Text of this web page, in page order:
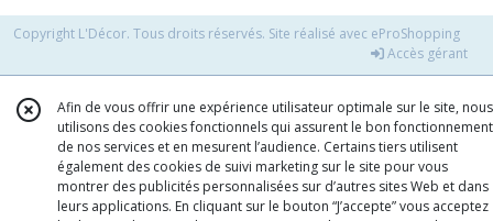
Copyright L'Décor. Tous droits réservés. Site réalisé avec eProShopping
Accès gérant
Afin de vous offrir une expérience utilisateur optimale sur le site, nous
utilisons des cookies fonctionnels qui assurent le bon fonctionnement
de nos services et en mesurent l’audience. Certains tiers utilisent
également des cookies de suivi marketing sur le site pour vous
montrer des publicités personnalisées sur d’autres sites Web et dans
leurs applications. En cliquant sur le bouton “J’accepte” vous acceptez